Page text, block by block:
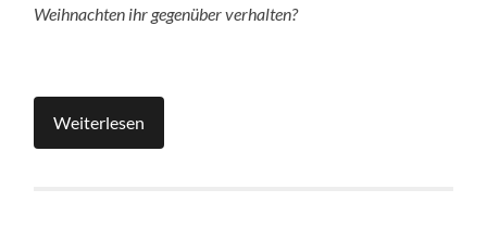
Weihnachten ihr gegenüber verhalten?
Weiterlesen